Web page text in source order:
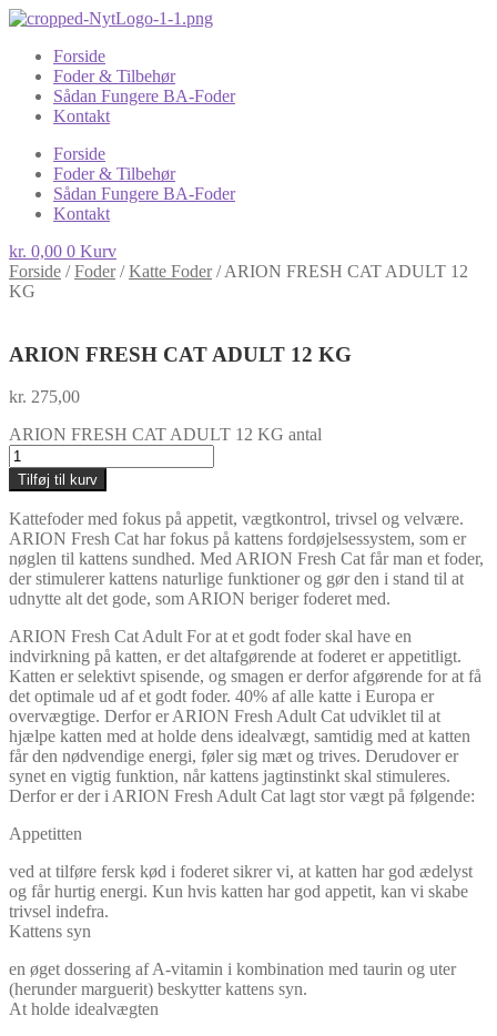
Forside
Foder & Tilbehør
Sådan Fungere BA-Foder
Kontakt
Forside
Foder & Tilbehør
Sådan Fungere BA-Foder
Kontakt
kr. 0,00 0 Kurv
Forside /Foder/Katte Foder/ARION FRESH CAT ADULT 12
KG
ARION FRESH CAT ADULT 12 KG
kr. 275,00
ARION FRESH CAT ADULT 12 KG antal
Tilføj til kurv
Kattefoder med fokus på appetit, vægtkontrol, trivsel og velvære.
ARION Fresh Cat har fokus på kattens fordøjelsessystem, som er
nøglen til kattens sundhed. Med ARION Fresh Cat får man et foder,
der stimulerer kattens naturlige funktioner og gør den i stand til at
udnytte alt det gode, som ARION beriger foderet med.
ARION Fresh Cat Adult For at et godt foder skal have en
indvirkning på katten, er det altafgørende at foderet er appetitligt.
Katten er selektivt spisende, og smagen er derfor afgørende for at få
det optimale ud af et godt foder. 40% af alle katte i Europa er
overvægtige. Derfor er ARION Fresh Adult Cat udviklet til at
hjælpe katten med at holde dens idealvægt, samtidig med at katten
får den nødvendige energi, føler sig mæt og trives. Derudover er
synet en vigtig funktion, når kattens jagtinstinkt skal stimuleres.
Derfor er der i ARION Fresh Adult Cat lagt stor vægt på følgende:
Appetitten
ved at tilføre fersk kød i foderet sikrer vi, at katten har god ædelyst
og får hurtig energi. Kun hvis katten har god appetit, kan vi skabe
trivsel indefra.
Kattens syn
en øget dossering af A-vitamin i kombination med taurin og uter
(herunder marguerit) beskytter kattens syn.
At holde idealvægten